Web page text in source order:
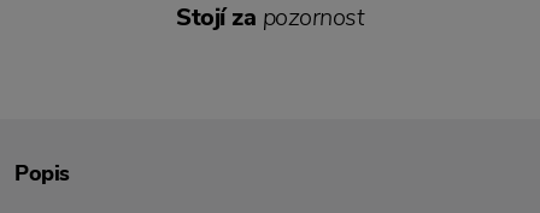
Popis
Stojí za pozornost